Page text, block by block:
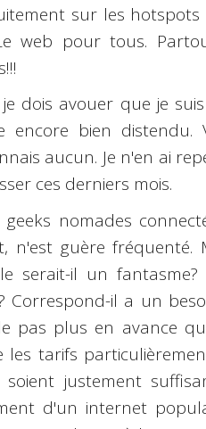
sur les hotspots
web pour tous.
dois avouer que je
encore bien distendu.
aucun. Je n'en ai
ces derniers mois.
nomades
n'est guère fréquenté.
serait-il un
Correspond-il a un
pas plus en avance
les tarifs
soient justement
d'un internet